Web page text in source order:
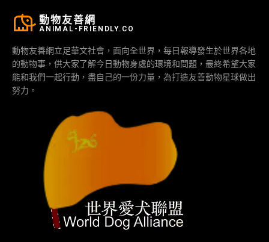
動物友善網
ANIMAL-FRIENDLY.CO
動物友善網立足華文社會，面向全世界，每日報導發生於世界各地
的動物事，供大家了解今日動物身處的環境和問題，最終希望大家
能和我們一起行動，盡自己的一份力量，為打造友善動物星球做出
努力。